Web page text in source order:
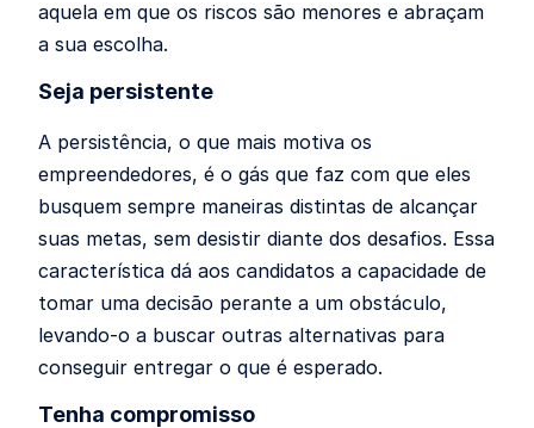
aquela em que os riscos são menores e abraçam
a sua escolha.
Seja persistente
A persistência, o que mais motiva os
empreendedores, é o gás que faz com que eles
busquem sempre maneiras distintas de alcançar
suas metas, sem desistir diante dos desafios. Essa
característica dá aos candidatos a capacidade de
tomar uma decisão perante a um obstáculo,
levando-o a buscar outras alternativas para
conseguir entregar o que é esperado.
Tenha compromisso